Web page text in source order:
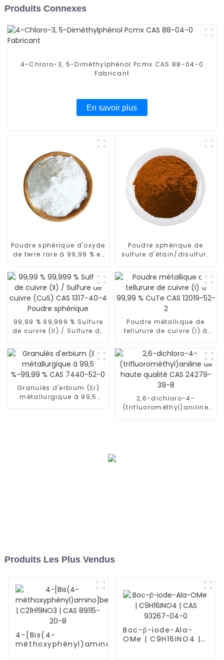
Produits Connexes
4-Chloro-3, 5-Diméthylphénol Pcmx CAS 88-04-0
Fabricant
En savoir plus
Poudre sphérique d'oxyde
de terre rare à 99,99 % et
(Sm2O3) CAS 12060-58-1
Poudre sphérique de
sulfure d'étain/disulfure
CAS 1315-01-1
99,99 % 99,999 % Sulfure
de cuivre (II) / Sulfure de
40-4 Poudre sphérique
Poudre métallique de
tellurure de cuivre (I) à
52-2
Granulés d'erbium (Er)
métallurgique à 99,5
2,6-dichloro-4-
(trifluorométhyl)aniline
Produits Les Plus Vendus
4-[Bis(4-
méthoxyphényl)amino]benzaldéhyde
Boc-β-iode-Ala-
OMe | C9H16INO4 |